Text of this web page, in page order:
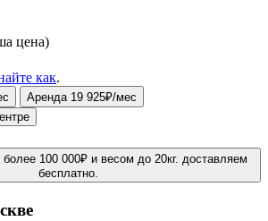
цена)
как.
Аренда 19 925₽/мес
100 000₽ и весом до 20кг. доставляем
бесплатно.